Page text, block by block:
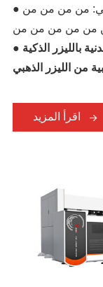
● الحد الأقصى لحجم التحميل المغذي التلقائي: من من من من
من من من من من
● آلة قطع الأنابيب المعدنية بالليزر الذكية P2060A ، آلة قطع